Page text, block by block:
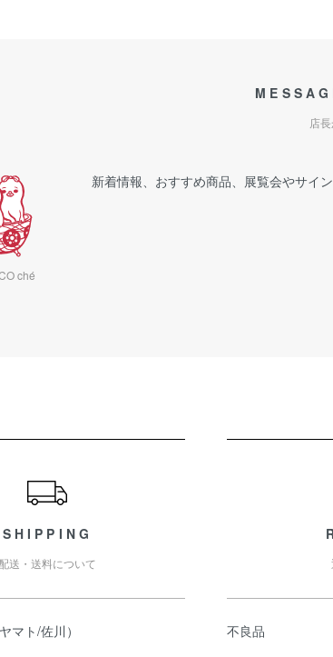
店
ché
新着情報、おすすめ商品、展覧会やサイ
SHIPPING
配送・送料について
マト/佐川）
不良品